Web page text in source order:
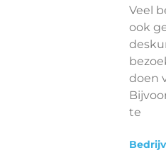
Veel
ook
doen
te